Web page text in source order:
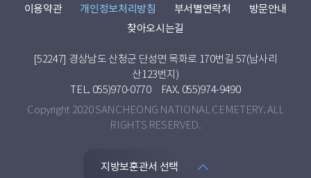
이용약관 개인정보처리방침 부서별연락처
방문안내
찾아오시는길
[52247] 경상남도 산청군 단성면 목화로 170번길 57(남사리
산123번지)
TEL. 055)970-0770
FAX. 055)974-9490
Copyright 2020 SANCHEONG NATIONAL CEMETERY. ALL
RIGHTS RESERVED.
지방보훈관서 선택